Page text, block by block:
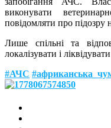
виконувати
повідомляти про підозру
Лише спільні та
локалізувати і
#АЧС